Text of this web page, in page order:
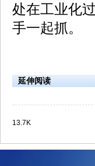
处在工业化
手一起抓。
延伸阅读
13.7K